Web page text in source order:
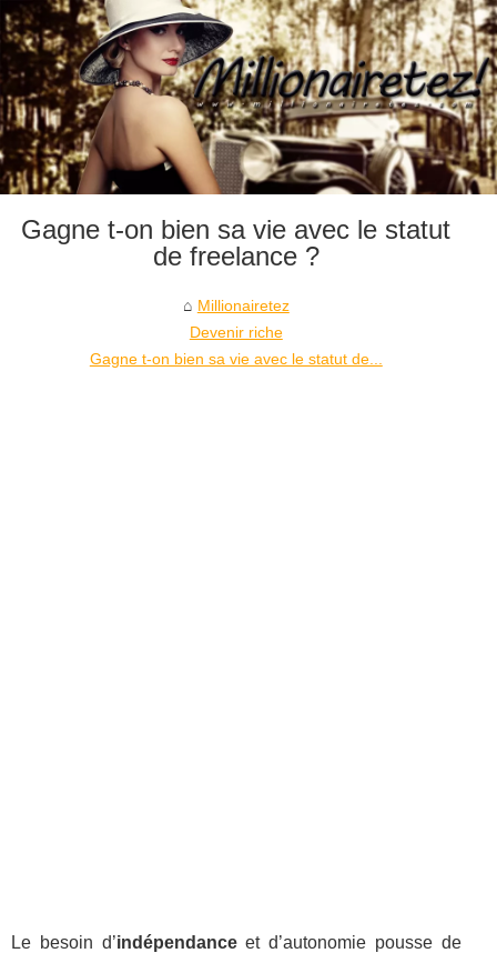
Gagne t-on bien sa vie avec le statut
de freelance ?
Millionairetez
Devenir riche
Gagne t-on bien sa vie avec le statut de...
Le besoin d’indépendanceet d’autonomie pousse de